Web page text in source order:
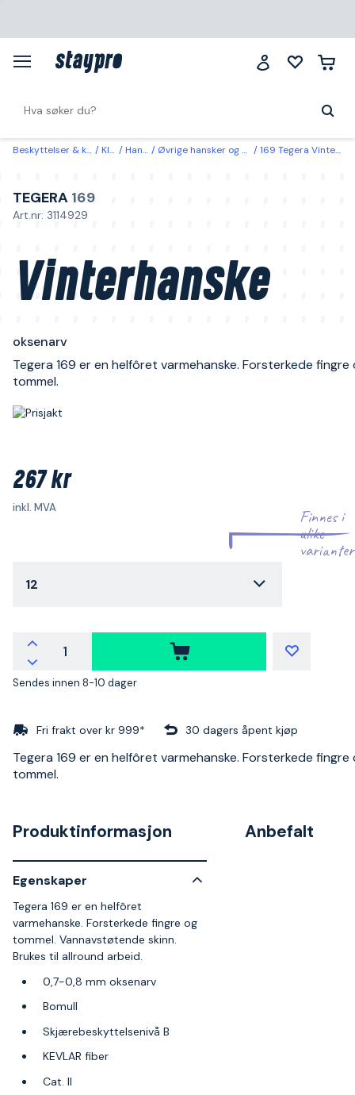
Beskyttelser & klær Klær Hansker Øvrige hansker og armbeskyttelse 169 Tegera Vinterhanske oksenarv 12
TEGERA 169
Art.nr: 3114929
Vinterhanske
oksenarv
Tegera 169 er en helfôret varmehanske. Forsterkede fingre
tommel.
267 kr
inkl. MVA
Finnes i
ulike
varianter
12
Sendes innen 8-10 dager
Fri frakt over kr 999* 30 dagers åpent kjøp
Tegera 169 er en helfôret varmehanske. Forsterkede fingre
tommel.
Produktinformasjon
Egenskaper
Tegera 169 er en helfôret
varmehanske. Forsterkede fingre og
tommel. Vannavstøtende skinn.
Brukes til allround arbeid.
0,7-0,8 mm oksenarv
Bomull
Skjærebeskyttelsenivå B
KEVLAR fiber
Cat. II
Anbefalt